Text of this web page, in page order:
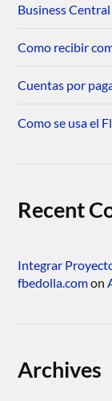
Business
Como recibir
Cuentas por
Como se usa el
Recent
Integrar
fbedolla.comon
Archives